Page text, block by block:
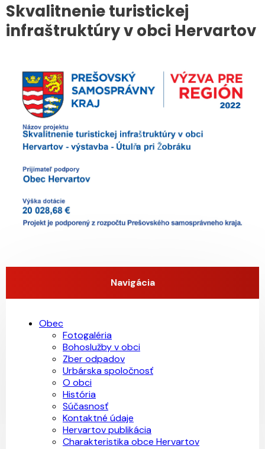
Skvalitnenie turistickej
infraštruktúry v obci Hervartov
Navigácia
Obec
Fotogaléria
Bohoslužby v obci
Zber odpadov
Urbárska spoločnosť
O obci
História
Súčasnosť
Kontaktné údaje
Hervartov publikácia
Charakteristika obce Hervartov